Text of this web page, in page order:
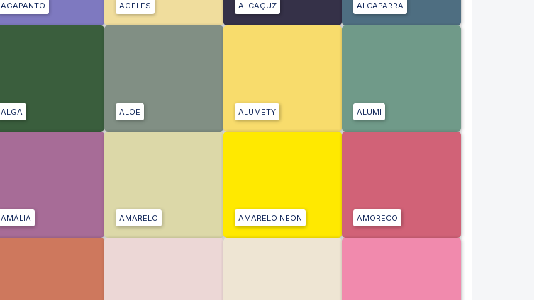
AGAPANTO AGELES ALCAÇUZ ALCAPARRA
ALGA ALOE ALUMETY ALUMI
AMÁLIA AMARELO AMARELO NEON AMORECO